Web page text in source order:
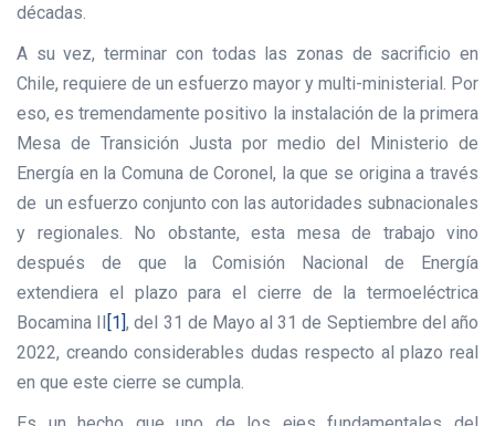
décadas.
A su vez, terminar con todas las zonas de sacrificio en
Chile, requiere de un esfuerzo mayor y multi-ministerial. Por
eso, es tremendamente positivo la instalación de la primera
Mesa de Transición Justa por medio del Ministerio de
Energía en la Comuna de Coronel, la que se origina a través
de un esfuerzo conjunto con las autoridades subnacionales
y regionales. No obstante, esta mesa de trabajo vino
después de que la Comisión Nacional de Energía
extendiera el plazo para el cierre de la termoeléctrica
Bocamina II [1], del 31 de Mayo al 31 de Septiembre del año
2022, creando considerables dudas respecto al plazo real
en que este cierre se cumpla.